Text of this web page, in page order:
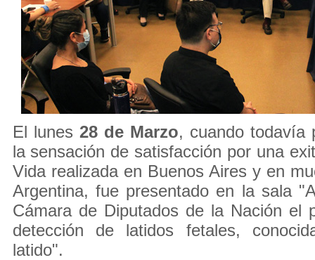
El lunes 28 de Marzo, cuando todavía
la sensación de satisfacción por una
Vida realizada en Buenos Aires y en
Argentina, fue presentado en la sala
Cámara de Diputados de la Nación el
detección de latidos fetales,
latido".